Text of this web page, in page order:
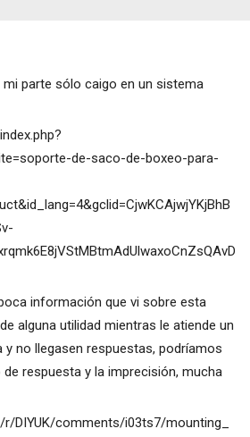
mi parte sólo caigo en un sistema
de-saco-de-boxeo-para-
información que vi sobre esta
alguna utilidad mientras le atiende un
y no llegasen respuestas, podríamos
de respuesta y la imprecisión, mucha
DIYUK/comments/i03ts7/mounting_